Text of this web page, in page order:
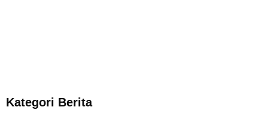
Kategori Berita